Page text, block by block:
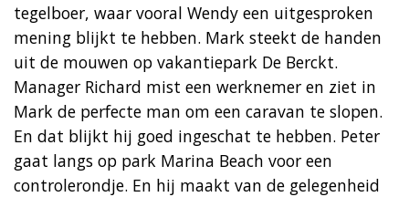
tegelboer, waar vooral Wendy een uitgesproken
mening blijkt te hebben. Mark steekt de handen
uit de mouwen op vakantiepark De Berckt.
Manager Richard mist een werknemer en ziet in
Mark de perfecte man om een caravan te slopen.
En dat blijkt hij goed ingeschat te hebben. Peter
gaat langs op park Marina Beach voor een
controlerondje. En hij maakt van de gelegenheid